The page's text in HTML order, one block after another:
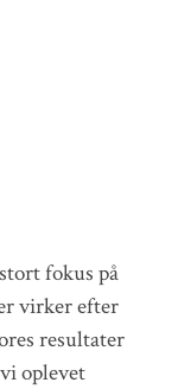
fokus på
virker efter
resultater
oplevet